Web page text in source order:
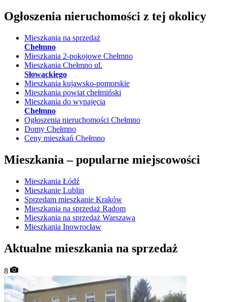
Ogłoszenia nieruchomości z tej okolicy
Mieszkania na sprzedaż
Chełmno
Mieszkania 2-pokojowe Chełmno
Mieszkania Chełmno ul.
Słowackiego
Mieszkania kujawsko-pomorskie
Mieszkania powiat chełmiński
Mieszkania do wynajęcia
Chełmno
Ogłoszenia nieruchomości Chełmno
Domy Chełmno
Ceny mieszkań Chełmno
Mieszkania –popularne miejscowości
Mieszkania Łódź
Mieszkanie Lublin
Sprzedam mieszkanie Kraków
Mieszkania na sprzedaż Radom
Mieszkania na sprzedaż Warszawa
Mieszkania Inowrocław
Aktualne mieszkania na sprzedaż
8